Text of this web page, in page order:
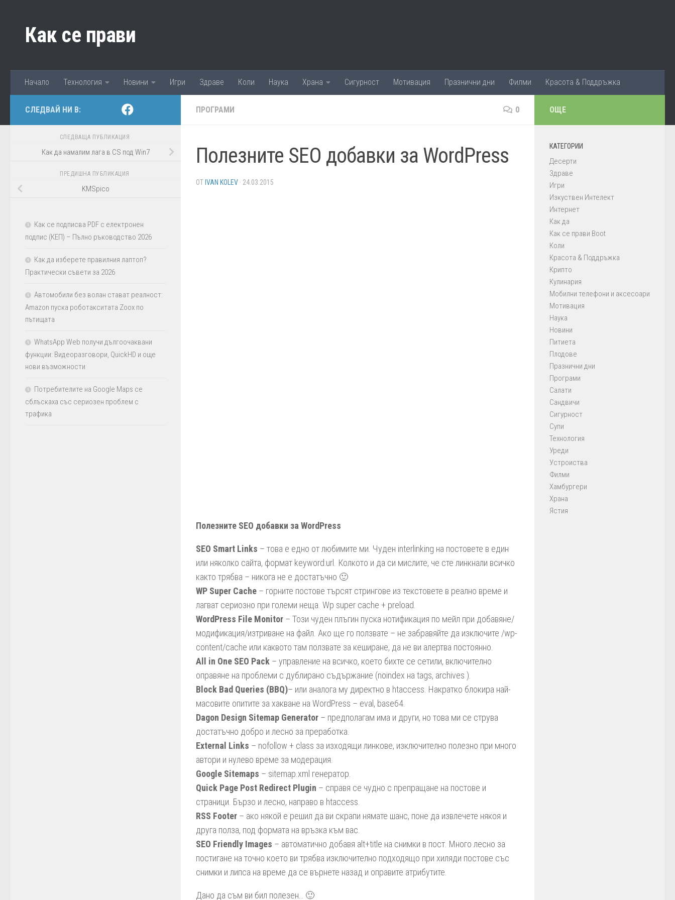
Как се прави
Начало Технология Новини Игри Здраве Коли Наука Храна Сигурност Мотивация Празнични дни Филми Красота & Поддръжка
ПРОГРАМИ 0
Полезните SEO добавки за WordPress
ОТ IVAN KOLEV · 24.03.2015
Полезните SEO добавки за WordPress
SEO Smart Links – това е едно от любимите ми. Чуден interlinking на постовете в един
или няколко сайта, формат keyword:url. Колкото и да си мислите, че сте линкнали всичко
както трябва – никога не е достатъчно 🙂
WP Super Cache – горните постове търсят стрингове из текстовете в реално време и
лагват сериозно при големи неща. Wp super cache + preload.
WordPress File Monitor – Този чуден плъгин пуска нотификация по мейл при добавяне/
модификация/изтриване на файл. Ако ще го ползвате – не забравяйте да изключите /wp-
content/cache или каквото там ползвате за кеширане, да не ви алертва постоянно.
All in One SEO Pack – управление на всичко, което бихте се сетили, включително
оправяне на проблеми с дублирано съдържание (noindex на tags, archives ).
Block Bad Queries (BBQ)– или аналога му директно в htaccess. Накратко блокира най-
масовите опитите за хакване на WordPress – eval, base64.
Dagon Design Sitemap Generator – предполагам има и други, но това ми се струва
достатъчно добро и лесно за преработка.
External Links – nofollow + class за изходящи линкове, изключително полезно при много
автори и нулево време за модерация.
Google Sitemaps – sitemap.xml генератор.
Quick Page Post Redirect Plugin – справя се чудно с препращане на постове и
страници. Бързо и лесно, направо в htaccess.
RSS Footer – ако някой е решил да ви скрапи нямате шанс, поне да извлечете някоя и
друга полза, под формата на връзка към вас.
SEO Friendly Images – автоматично добавя alt+title на снимки в пост. Много лесно за
постигане на точно което ви трябва изключително подходящо при хиляди постове със
снимки и липса на време да се върнете назад и оправите атрибутите.
Дано да съм ви бил полезен… 🙂
СЛЕДВАЙ НИ В:
СЛЕДВАЩА ПУБЛИКАЦИЯ
Как да намалим лага в CS под Win7
ПРЕДИШНА ПУБЛИКАЦИЯ
KMSpico
Как се подписва PDF с електронен
подпис (КЕП) – Пълно ръководство 2026
Как да изберете правилния лаптоп?
Практически съвети за 2026
Автомобили без волан стават реалност:
Amazon пуска роботакситата Zoox по
пътищата
WhatsApp Web получи дългоочаквани
функции: Видеоразговори, QuickHD и още
нови възможности
Потребителите на Google Maps се
сблъскаха със сериозен проблем с
трафика
ОЩЕ
КАТЕГОРИИ
Десерти
Здраве
Игри
Изкуствен Интелект
Интернет
Как да
Как се прави Boot
Коли
Красота & Поддръжка
Крипто
Кулинария
Мобилни телефони и аксесоари
Мотивация
Наука
Новини
Питиета
Плодове
Празнични дни
Програми
Салати
Сандвичи
Сигурност
Супи
Технология
Уреди
Устроиства
Филми
Хамбургери
Храна
Ястия